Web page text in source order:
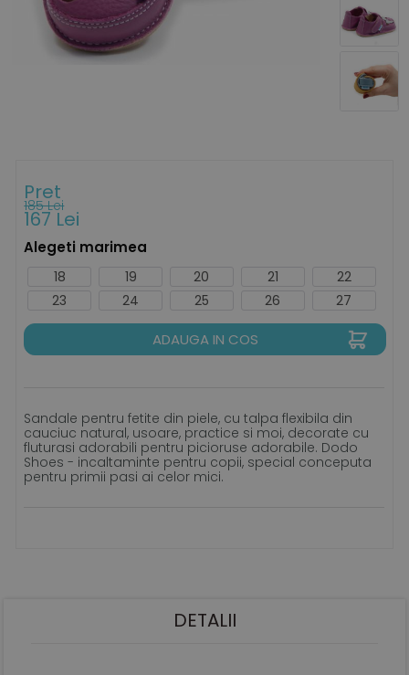
Pret
185 Lei
167 Lei
Alegeti marimea
18 19 20 21
22
23
24 25 26 27
ADAUGA IN COS
Sandale pentru fetite din piele, cu talpa flexibila din
cauciuc natural, usoare, practice si moi, decorate cu
fluturasi adorabili pentru picioruse adorabile. Dodo
Shoes - incaltaminte pentru copii, special conceputa
pentru primii pasi ai celor mici.
DETALII